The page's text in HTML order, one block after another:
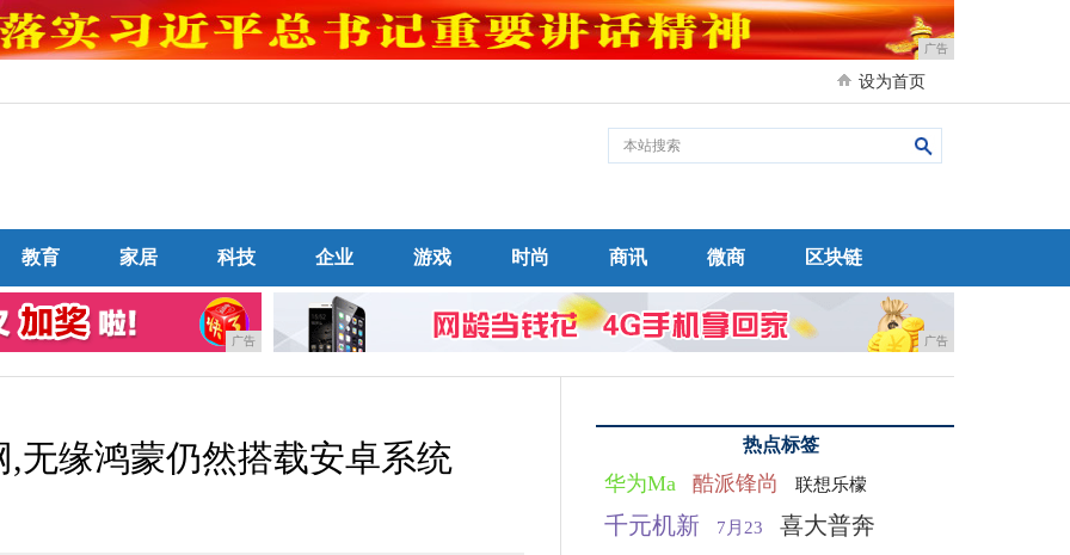
广告
设为首页
教育 家居 科技 企业 游戏 时尚 商讯 微商 区块链
广告 广告
,无缘鸿蒙仍然搭载安卓系统 热点标签
华为Ma 酷派锋尚 联想乐檬
千元机新 7月23 喜大普奔